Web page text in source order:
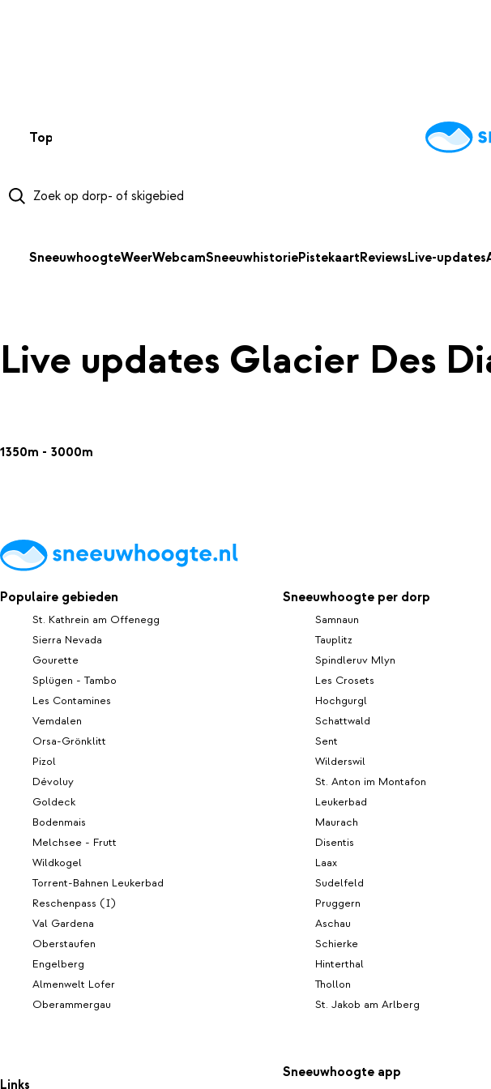
Top 50
SneeuwhoogteWeerWebcamSneeuwhistoriePistekaartReviewsLive-updates
Live updates Glacier Des
1350m - 3000m
Populaire gebieden
St. Kathrein am Offenegg
Sierra Nevada
Gourette
Splügen - Tambo
Les Contamines
Vemdalen
Orsa-Grönklitt
Pizol
Dévoluy
Goldeck
Bodenmais
Melchsee - Frutt
Wildkogel
Torrent-Bahnen Leukerbad
Reschenpass (I)
Val Gardena
Oberstaufen
Engelberg
Almenwelt Lofer
Oberammergau
Sneeuwhoogte per dorp
Samnaun
Tauplitz
Spindleruv Mlyn
Les Crosets
Hochgurgl
Schattwald
Sent
Wilderswil
St. Anton im Montafon
Leukerbad
Maurach
Disentis
Laax
Sudelfeld
Pruggern
Aschau
Schierke
Hinterthal
Thollon
St. Jakob am Arlberg
Links
Sneeuwhoogte app